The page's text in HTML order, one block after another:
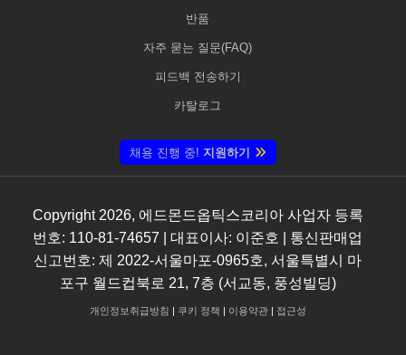
반품
자주 묻는 질문(FAQ)
피드백 전송하기
카탈로그
채용 진행 중! 지원하기
Copyright 2026, 에드몬드옵틱스코리아 사업자 등록
번호: 110-81-74657 | 대표이사: 이준호 | 통신판매업
신고번호: 제 2022-서울마포-0965호, 서울특별시 마
포구 월드컵북로 21, 7층 (서교동, 풍성빌딩)
개인정보취급방침 | 쿠키 정책 | 이용약관| 접근성